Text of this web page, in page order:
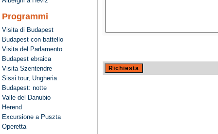
Programmi
Visita di Budapest
Budapest con battello
Visita del Parlamento
Budapest ebraica
Visita Szentendre
Sissi tour, Ungheria
Budapest: notte
Valle del Danubio
Herend
Excursione a Puszta
Operetta